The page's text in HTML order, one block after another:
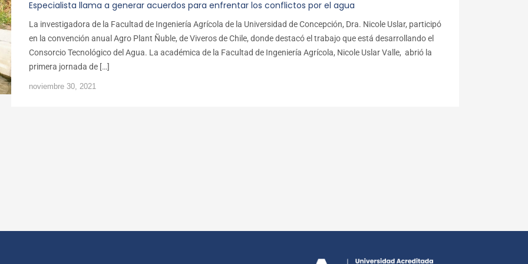
Especialista llama a generar acuerdos para enfrentar los conflictos por el agua
La investigadora de la Facultad de Ingeniería Agrícola de la Universidad de Concepción, Dra. Nicole Uslar, participó
en la convención anual Agro Plant Ñuble, de Viveros de Chile, donde destacó el trabajo que está desarrollando el
Consorcio Tecnológico del Agua. La académica de la Facultad de Ingeniería Agrícola, Nicole Uslar Valle, abrió la
primera jornada de […]
noviembre 30, 2021